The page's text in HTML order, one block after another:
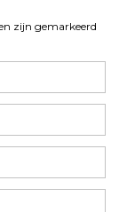
zijn gemarkeerd